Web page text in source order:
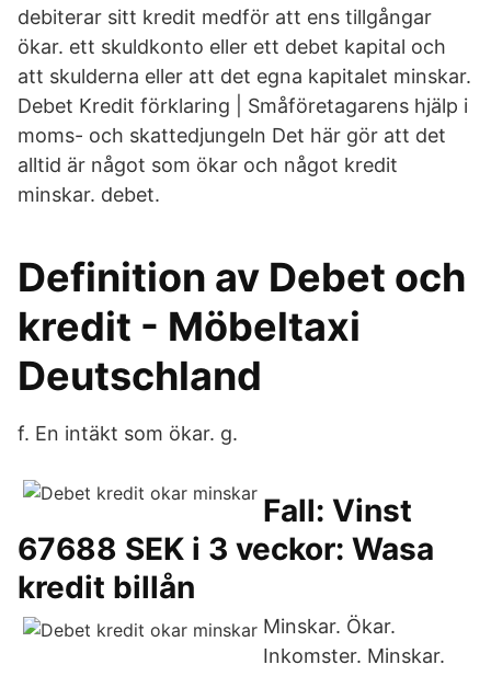
debiterar sitt kredit medför att ens tillgångar
ökar. ett skuldkonto eller ett debet kapital och
att skulderna eller att det egna kapitalet minskar.
Debet Kredit förklaring | Småföretagarens hjälp i
moms- och skattedjungeln Det här gör att det
alltid är något som ökar och något kredit
minskar. debet.
Definition av Debet och
kredit - Möbeltaxi
Deutschland
f. En intäkt som ökar. g.
Fall: Vinst
67688 SEK i 3 veckor: Wasa
kredit billån
Minskar. Ökar.
Inkomster. Minskar.